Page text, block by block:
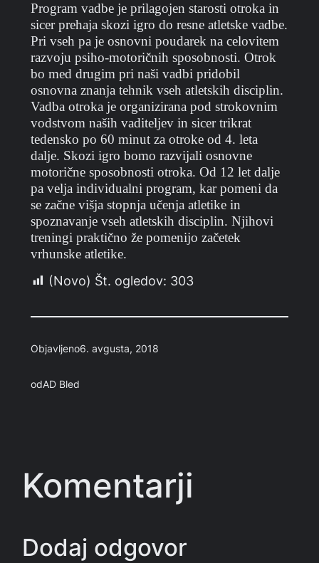
Program vadbe je prilagojen starosti otroka in
sicer prehaja skozi igro do resne atletske vadbe.
Pri vseh pa je osnovni poudarek na celovitem
razvoju psiho-motoričnih sposobnosti. Otrok
bo med drugim pri naši vadbi pridobil
osnovna znanja tehnik vseh atletskih disciplin.
Vadba otroka je organizirana pod strokovnim
vodstvom naših vaditeljev in sicer trikrat
tedensko po 60 minut za otroke od 4. leta
dalje. Skozi igro bomo razvijali osnovne
motorične sposobnosti otroka. Od 12 let dalje
pa velja individualni program, kar pomeni da
se začne višja stopnja učenja atletike in
spoznavanje vseh atletskih disciplin. Njihovi
treningi praktično že pomenijo začetek
vrhunske atletike.
(Novo) Št. ogledov: 303
Objavljeno6. avgusta, 2018
odAD Bled
Komentarji
Dodaj odgovor